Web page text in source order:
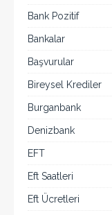
Bank Pozitif
Bankalar
Başvurular
Bireysel Krediler
Burganbank
Denizbank
EFT
Eft Saatleri
Eft Ücretleri